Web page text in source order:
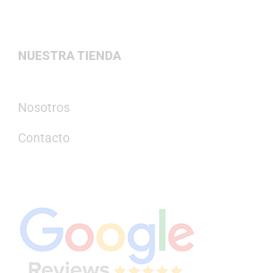
NUESTRA TIENDA
Nosotros
Contacto